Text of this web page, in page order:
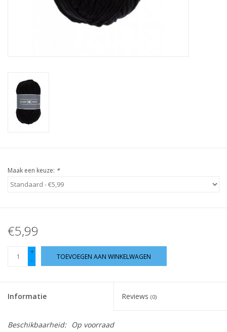
Cadeaubonnen
Maak een keuze: *
€5,99
+
-
TOEVOEGEN AAN WINKELWAGEN
Informatie Reviews (0)
Beschikbaarheid:
Op voorraad